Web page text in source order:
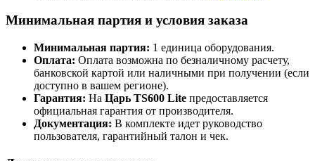
Минимальная партия и условия заказа
Минимальная партия: 1 единица оборудования.
Оплата: Оплата возможна по безналичному расчету,
банковской картой или наличными при получении (если
доступно в вашем регионе).
Гарантия: На Царь TS600 Lite предоставляется
официальная гарантия от производителя.
Документация: В комплекте идет руководство
пользователя, гарантийный талон и чек.